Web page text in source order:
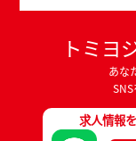
トミヨ
あな
求人情報